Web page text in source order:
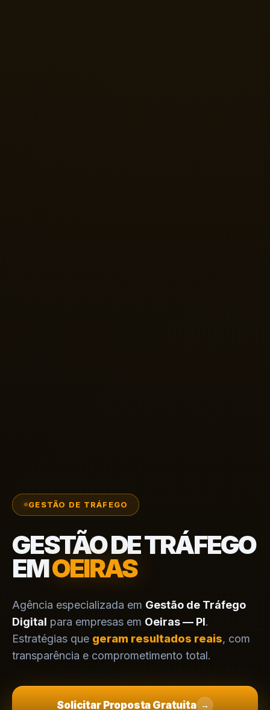
GESTÃO DE TRÁFEGO
GESTÃO DE TRÁFEGO
EMOEIRAS
Agência especializada em Gestão de Tráfego
Digital para empresas em Oeiras — PI.
Estratégias que geram resultados reais, com
transparência e comprometimento total.
Solicitar Proposta Gratuita →